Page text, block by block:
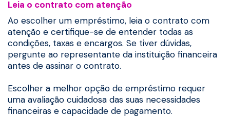
Leia o contrato com atenção
Ao escolher um empréstimo, leia o contrato com
atenção e certifique-se de entender todas as
condições, taxas e encargos. Se tiver dúvidas,
pergunte ao representante da instituição financeira
antes de assinar o contrato.
Escolher a melhor opção de empréstimo requer
uma avaliação cuidadosa das suas necessidades
financeiras e capacidade de pagamento.